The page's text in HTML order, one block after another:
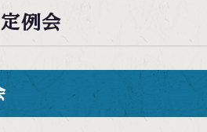
定例会